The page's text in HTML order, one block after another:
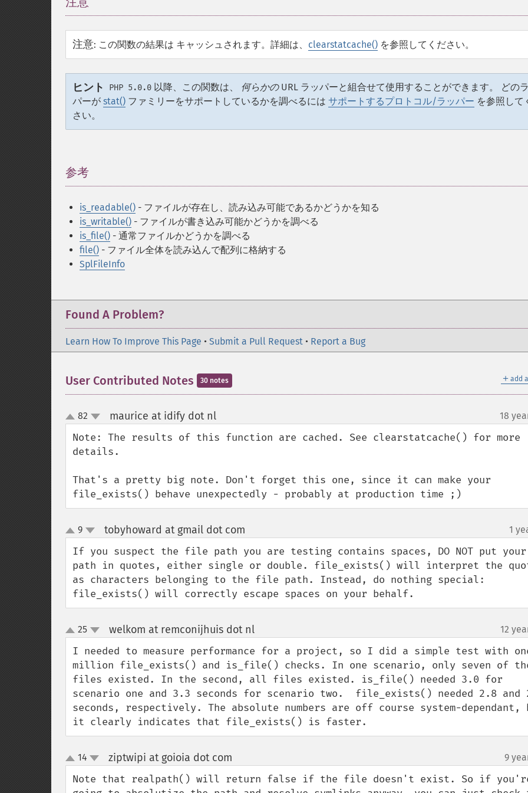
注意: この関数の結果は キャッシュされます。詳細は、 clearstatcache() を参照してください。
ヒント PHP 5.0.0 以降、この関数は、 何らかのURL ラッパーと組合せて使用することができます。 どの
パーが stat() ファミリーをサポートしているかを調べるには サポートするプロトコル/ラッパー を参照して
さい。
参考
is_readable() - ファイルが存在し、読み込み可能であるかどうかを知る
is_writable() - ファイルが書き込み可能かどうかを調べる
is_file() - 通常ファイルかどうかを調べる
file() - ファイル全体を読み込んで配列に格納する
SplFileInfo
Found A Problem?
Learn How To Improve This Page • Submit a Pull Request • Report a Bug
＋ add
User Contributed Notes 30 notes
up
down
82 maurice at idify dot nl¶ 18
Note: The results of this function are cached. See clearstatcache() for more
details.
That's a pretty big note. Don't forget this one, since it can make your
file_exists() behave unexpectedly - probably at production time ;)
up
down
9 tobyhoward at gmail dot com 1
If you suspect the file path you are testing contains spaces, DO NOT put your
path in quotes, either single or double. file_exists() will interpret the
as characters belonging to the file path. Instead, do nothing special:
file_exists() will correctly escape spaces on your behalf.
up
down
25 welkom at remconijhuis dot nl¶ 12
I needed to measure performance for a project, so I did a simple test with
million file_exists() and is_file() checks. In one scenario, only seven of
files existed. In the second, all files existed. is_file() needed 3.0 for
scenario one and 3.3 seconds for scenario two.  file_exists() needed 2.8 and
seconds, respectively. The absolute numbers are off course system-dependant,
it clearly indicates that file_exists() is faster.
up
down
14 ziptwipi at goioia dot com 9
Note that realpath() will return false if the file doesn't exist. So if